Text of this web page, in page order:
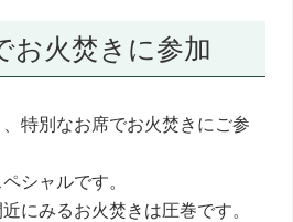
お火焚きに参加
特別なお席でお火焚きにご参
シャルです。
にみるお火焚きは圧巻です。